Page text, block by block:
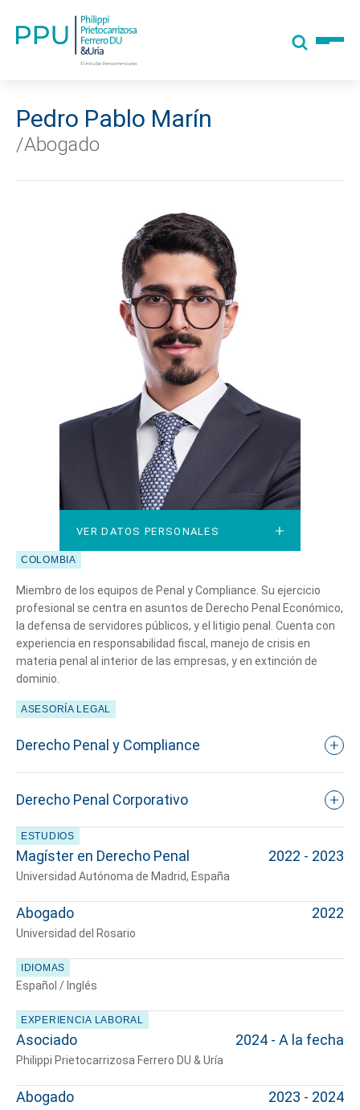
Pedro Pablo Marín
/Abogado
VER DATOS PERSONALES
VER DATOS PERSONALES
COLOMBIA
Miembro de los equipos de Penal y Compliance. Su ejercicio
profesional se centra en asuntos de Derecho Penal Económico,
la defensa de servidores públicos, y el litigio penal. Cuenta con
experiencia en responsabilidad fiscal, manejo de crisis en
materia penal al interior de las empresas, y en extinción de
dominio.
ASESORÍA LEGAL
Derecho Penal y Compliance
Derecho Penal Corporativo
ESTUDIOS
Magíster en Derecho Penal
Universidad Autónoma de Madrid, España
2022 - 2023
Abogado
Universidad del Rosario
2022
IDIOMAS
Español / Inglés
EXPERIENCIA LABORAL
Asociado
Philippi Prietocarrizosa Ferrero DU & Uría
2024 - A la fecha
Abogado 2023 - 2024